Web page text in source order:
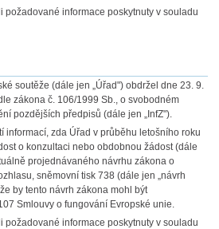
požadované informace poskytnuty v souladu
soutěže (dále jen „Úřad") obdržel dne 23. 9.
zákona č. 106/1999 Sb., o svobodném
pozdějších předpisů (dále jen „InfZ").
informací, zda Úřad v průběhu letošního roku
o konzultaci nebo obdobnou žádost (dále
projednávaného návrhu zákona o
sněmovní tisk 738 (dále jen „návrh
by tento návrh zákona mohl být
Smlouvy o fungování Evropské unie.
požadované informace poskytnuty v souladu